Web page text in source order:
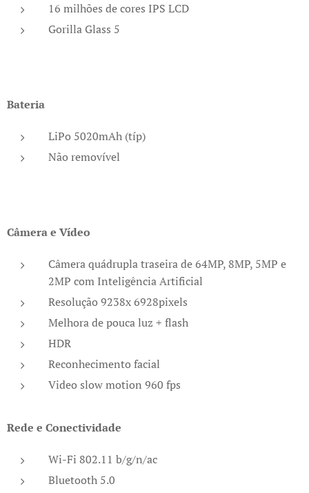
16 milhões de cores IPS LCD
Gorilla Glass 5
Bateria
LiPo 5020mAh (típ)
Não removível
Câmera e Vídeo
Câmera quádrupla traseira de 64MP, 8MP, 5MP e
2MP com Inteligência Artificial
Resolução 9238x 6928pixels
Melhora de pouca luz + flash
HDR
Reconhecimento facial
Video slow motion 960 fps
Rede e Conectividade
Wi-Fi 802.11 b/g/n/ac
Bluetooth 5.0